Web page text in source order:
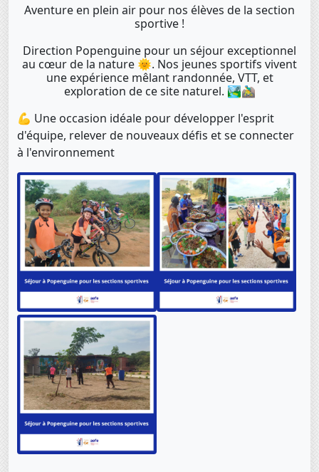
Aventure en plein air pour nos élèves de la section
sportive !
Direction Popenguine pour un séjour exceptionnel
au cœur de la nature 🌞. Nos jeunes sportifs vivent
une expérience mêlant randonnée, VTT, et
exploration de ce site naturel. 🏞️🚵‍♂️
💪 Une occasion idéale pour développer l'esprit
d'équipe, relever de nouveaux défis et se connecter
à l'environnement